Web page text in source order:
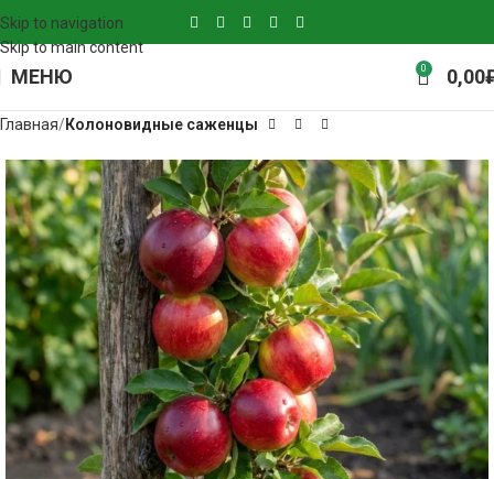
Skip to navigation
Skip to main content
МЕНЮ 0 0,00
Главная Колоновидные саженцы